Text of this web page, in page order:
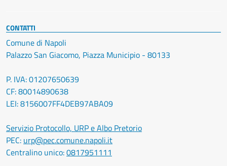
CONTATTI
Comune di Napoli
Palazzo San Giacomo, Piazza Municipio - 80133
P. IVA: 01207650639
CF: 80014890638
LEI: 8156007FF4DEB97ABA09
Servizio Protocollo, URP e Albo Pretorio
PEC: urp@pec.comune.napoli.it
Centralino unico:0817951111